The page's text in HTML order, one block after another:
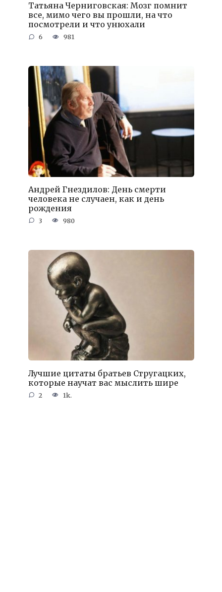
Татьяна Черниговская: Мозг помнит
все, мимо чего вы прошли, на что
посмотрели и что унюхали
6 981
Андрей Гнездилов: День смерти
человека не случаен, как и день
рождения
3 980
Лучшие цитаты братьев Стругацких,
которые научат вас мыслить шире
2 1k.